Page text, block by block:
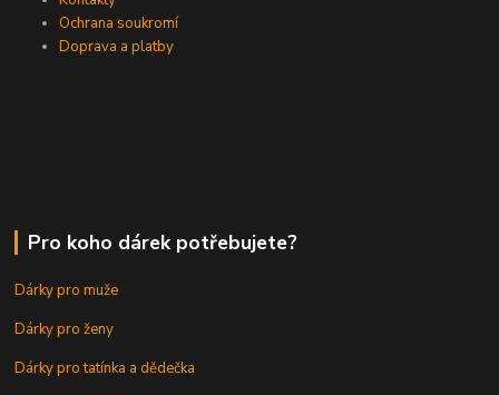
Ochrana soukromí
Doprava a platby
Pro koho dárek potřebujete?
Dárky pro muže
Dárky pro ženy
Dárky pro tatínka a dědečka